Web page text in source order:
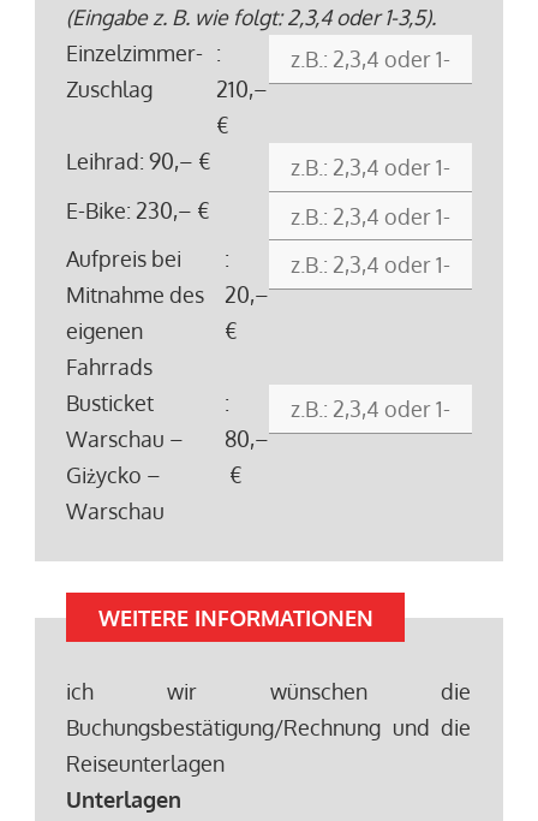
(Eingabe z. B. wie folgt: 2,3,4 oder 1-3,5).
Einzelzimmer-
Zuschlag
:
210,–
€
Leihrad: 90,– €
E-Bike: 230,– €
Aufpreis bei
Mitnahme des
eigenen
Fahrrads
:
20,–
€
Busticket
Warschau –
Giżycko –
Warschau
:
80,–
€
WEITERE INFORMATIONEN
ich wir wünschen die
Buchungsbestätigung/Rechnung und die
Reiseunterlagen
Unterlagen